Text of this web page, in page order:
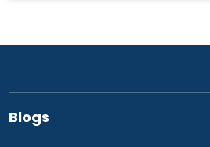
Blogs